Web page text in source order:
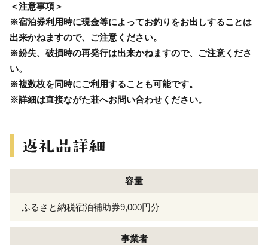
＜注意事項＞
※宿泊券利用時に現金等によってお釣りをお出しすることは
出来かねますので、ご注意ください。
※紛失、破損時の再発行は出来かねますので、ご注意くださ
い。
※複数枚を同時にご利用することも可能です。
※詳細は直接ながた荘へお問い合わせください。
容量
ふるさと納税宿泊補助券9,000円分
事業者